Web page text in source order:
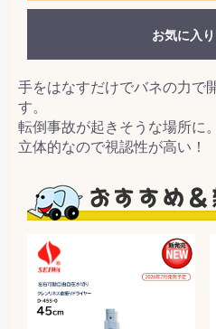
お気に入
手をはなすだけでバネの力で
す。
転倒事故が起きそうな場所に。
立体的なので視認性が高い！